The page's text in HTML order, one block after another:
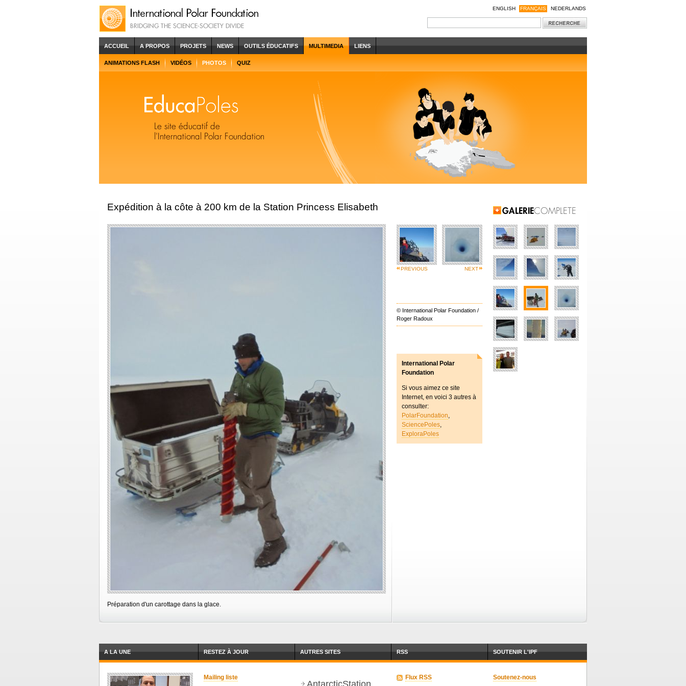
ENGLISH FRANÇAIS NEDERLANDS
ACCUEIL A PROPOS PROJETS NEWS OUTILS ÉDUCATIFS MULTIMEDIA LIENS
ANIMATIONS FLASH VIDÉOS PHOTOS QUIZ
Expédition à la côte à 200 km de la Station Princess Elisabeth
Préparation d'un carottage dans la glace.
PREVIOUS NEXT
© International Polar Foundation /
Roger Radoux
International Polar
Foundation
Si vous aimez ce site
Internet, en voici 3 autres à
consulter:
PolarFoundation
SciencePoles
ExploraPoles
Galerie Complète
A LA UNE RESTEZ À JOUR
Mailing liste
AUTRES SITES RSS
Flux RSS
SOUTENIR L'IPF
Soutenez-nous